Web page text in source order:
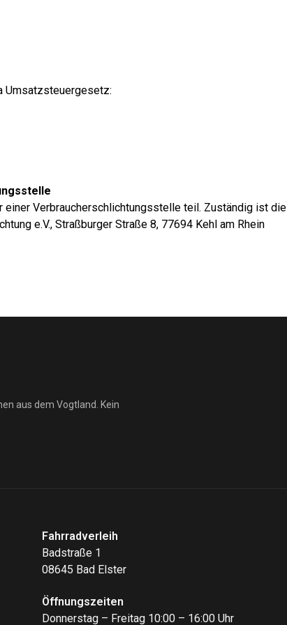
Umsatzsteuergesetz:
einer Verbraucherschlichtungsstelle teil. Zuständig ist die
e.V., Straßburger Straße 8, 77694 Kehl am Rhein
aus dem Vogtland. Kein
die wir dir gerade geschickt haben.
einmal.
Fahrradverleih
Badstraße 1
08645 Bad Elster
Öffnungszeiten
Donnerstag – Freitag 10:00 – 16:00 Uhr